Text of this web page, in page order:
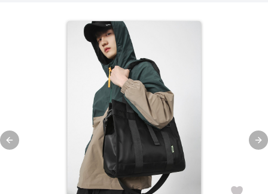
Previous slide